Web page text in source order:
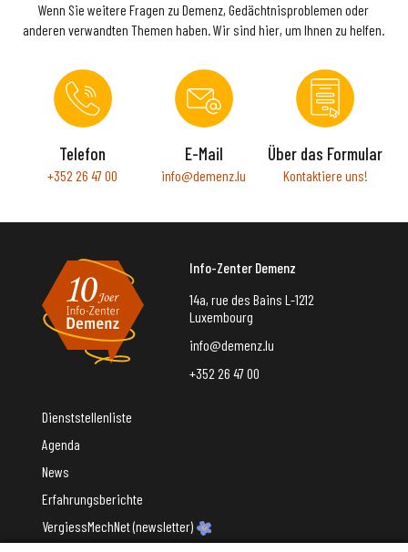
Wenn Sie weitere Fragen zu Demenz, Gedächtnisproblemen oder
anderen verwandten Themen haben. Wir sind hier, um Ihnen zu helfen.
Telefon
+352 26 47 00
E-Mail
info@demenz.lu
Über das Formular
Kontaktiere uns!
Info-Zenter Demenz
14a, rue des Bains L-1212
Luxembourg
info@demenz.lu
+352 26 47 00
Dienststellenliste
Agenda
News
Erfahrungsberichte
VergiessMechNet (newsletter)